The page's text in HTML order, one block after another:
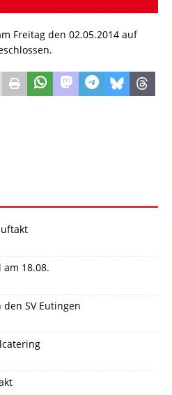
Freitag den 02.05.2014 auf
18.08.
den SV Eutingen